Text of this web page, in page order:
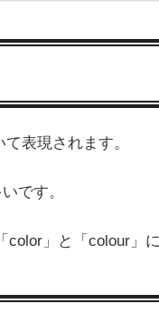
表現されます。
です。
」と「colour」